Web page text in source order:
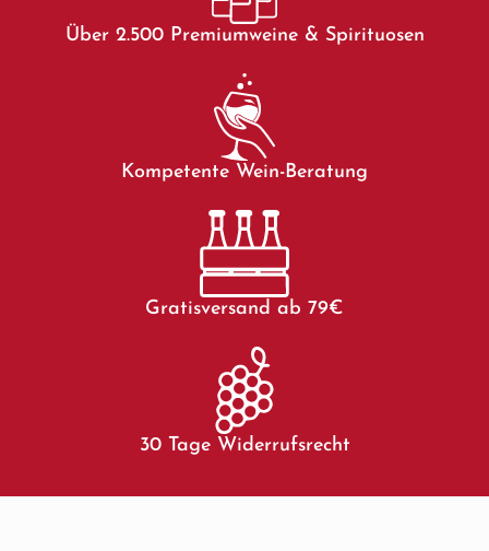
Über 2.500 Premiumweine & Spirituosen
Kompetente Wein-Beratung
Gratisversand ab 79€
30 Tage Widerrufsrecht